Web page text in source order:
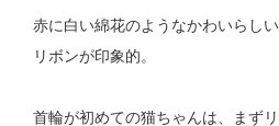
赤に白い綿花のようなかわいらし
リボンが印象的。
首輪が初めての猫ちゃんは、まず